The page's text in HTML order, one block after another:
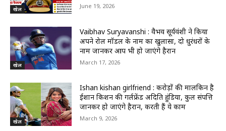
खेल June 19, 2026
खेल
Vaibhav Suryavanshi : वैभव सूर्यवंशी ने किया
अपने रोल मॉडल के नाम का खुलासा, दो धुरंधरों के
नाम जानकर आप भी हो जाएंगे हैरान
March 17, 2026
खेल
Ishan kishan girlfriend : करोड़ों की मालकिन है
ईशान किशन की गर्लफ्रेंड अदिति हुंडिया, कुल संपत्ति
जानकर हो जाएंगे हैरान, करती हैं ये काम
March 9, 2026